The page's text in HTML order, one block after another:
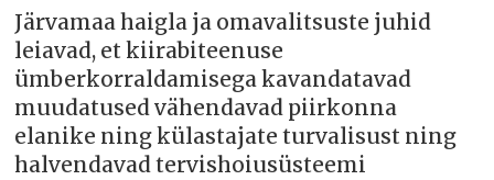
Järvamaa haigla ja omavalitsuste juhid
leiavad, et kiirabiteenuse
ümberkorraldamisega kavandatavad
muudatused vähendavad piirkonna
elanike ning külastajate turvalisust ning
halvendavad tervishoiusüsteemi